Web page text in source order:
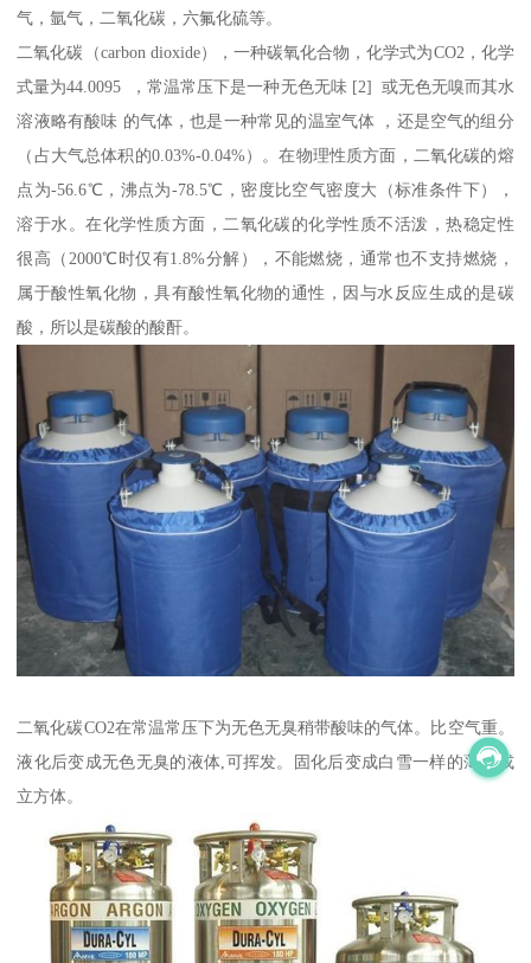
气，氩气，二氧化碳，六氟化硫等。
二氧化碳（carbon dioxide），一种碳氧化合物，化学式为CO2，化学
式量为44.0095 ，常温常压下是一种无色无味 [2] 或无色无嗅而其水
溶液略有酸味 的气体，也是一种常见的温室气体 ，还是空气的组分
（占大气总体积的0.03%-0.04%）。在物理性质方面，二氧化碳的熔
点为-56.6℃，沸点为-78.5℃，密度比空气密度大（标准条件下），
溶于水。在化学性质方面，二氧化碳的化学性质不活泼，热稳定性
很高（2000℃时仅有1.8%分解），不能燃烧，通常也不支持燃烧，
属于酸性氧化物，具有酸性氧化物的通性，因与水反应生成的是碳
酸，所以是碳酸的酸酐。
二氧化碳CO2在常温常压下为无色无臭稍带酸味的气体。比空气重。
液化后变成无色无臭的液体,可挥发。固化后变成白雪一样的薄片或
立方体。